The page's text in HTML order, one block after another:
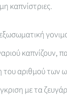
καπνίστριες.
καπνίζουν,
του αριθμού των
με τα